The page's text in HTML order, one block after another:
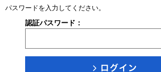
パスワードを入力してください。
認証パスワード：